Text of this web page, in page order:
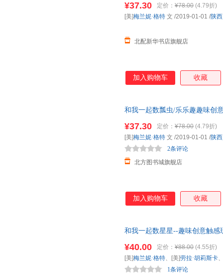
¥37.30 定价： ¥78.00 (4.79折)
北配新华书店旗舰店
[美]梅兰妮·格特 文 /2019-01-01 /陕
加入购物车 收藏
和我一起数瓢虫/乐乐趣趣味创
就近发货 85%城市次日送达！
¥37.30 定价： ¥78.00 (4.79折)
北方图书城旗舰店
2条评论
[美]梅兰妮·格特 文 /2019-01-01 /陕
加入购物车 收藏
和我一起数星星--趣味创意触感
套，电子发票！
¥40.00 定价： ¥88.00 (4.55折)
1条评论
[美]梅兰妮·格特、[美]劳拉·胡莉斯卡